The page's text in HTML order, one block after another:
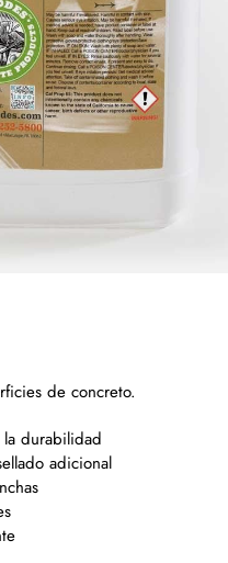
de concreto.
durabilidad
adicional